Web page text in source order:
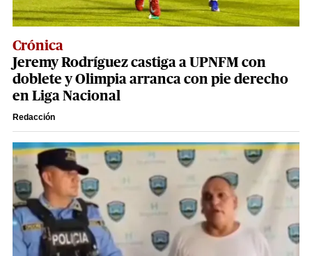
Crónica
Jeremy Rodríguez castiga a UPNFM con
doblete y Olimpia arranca con pie derecho
en Liga Nacional
Redacción